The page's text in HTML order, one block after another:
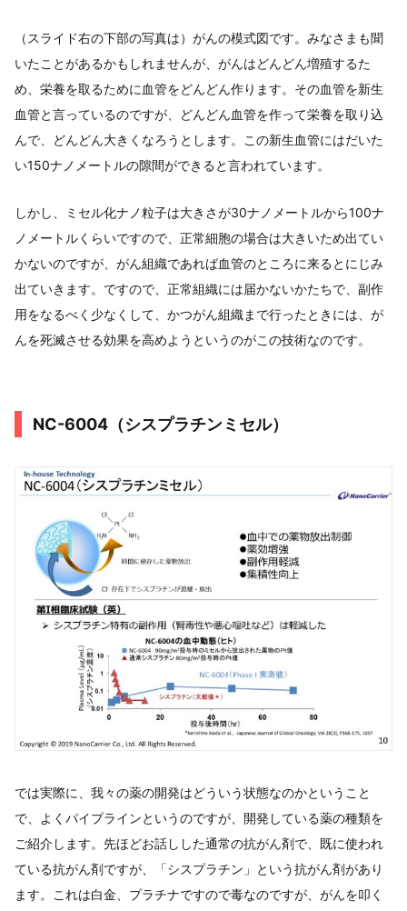
（スライド右の下部の写真は）がんの模式図です。みなさまも聞
いたことがあるかもしれませんが、がんはどんどん増殖するた
め、栄養を取るために血管をどんどん作ります。その血管を新生
血管と言っているのですが、どんどん血管を作って栄養を取り込
んで、どんどん大きくなろうとします。この新生血管にはだいた
い150ナノメートルの隙間ができると言われています。
しかし、ミセル化ナノ粒子は大きさが30ナノメートルから100ナ
ノメートルくらいですので、正常細胞の場合は大きいため出てい
かないのですが、がん組織であれば血管のところに来るとにじみ
出ていきます。ですので、正常組織には届かないかたちで、副作
用をなるべく少なくして、かつがん組織まで行ったときには、が
んを死滅させる効果を高めようというのがこの技術なのです。
NC-6004（シスプラチンミセル）
では実際に、我々の薬の開発はどういう状態なのかということ
で、よくパイプラインというのですが、開発している薬の種類を
ご紹介します。先ほどお話しした通常の抗がん剤で、既に使われ
ている抗がん剤ですが、「シスプラチン」という抗がん剤があり
ます。これは白金、プラチナですので毒なのですが、がんを叩く